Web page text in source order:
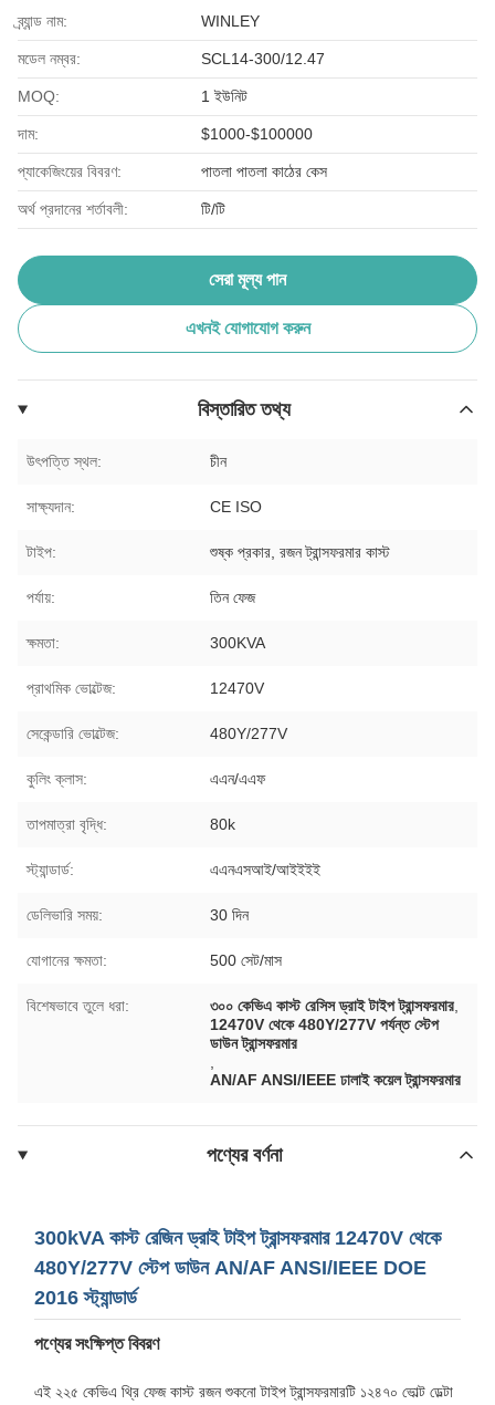
ব্র্যান্ড নাম: WINLEY
মডেল নম্বর: SCL14-300/12.47
MOQ: 1 ইউনিট
দাম: $1000-$100000
প্যাকেজিংয়ের বিবরণ: পাতলা পাতলা কাঠের কেস
অর্থ প্রদানের শর্তাবলী: টি/টি
সেরা মূল্য পান
এখনই যোগাযোগ করুন
বিস্তারিত তথ্য
উৎপত্তি স্থল: চীন
সাক্ষ্যদান: CE ISO
টাইপ: শুষ্ক প্রকার, রজন ট্রান্সফরমার কাস্ট
পর্যায়: তিন ফেজ
ক্ষমতা: 300KVA
প্রাথমিক ভোল্টেজ: 12470V
সেকেন্ডারি ভোল্টেজ: 480Y/277V
কুলিং ক্লাস: এএন/এএফ
তাপমাত্রা বৃদ্ধি: 80k
স্ট্যান্ডার্ড: এএনএসআই/আইইইই
ডেলিভারি সময়: 30 দিন
যোগানের ক্ষমতা: 500 সেট/মাস
বিশেষভাবে তুলে ধরা: ৩০০ কেভিএ কাস্ট রেসিস ড্রাই টাইপ ট্রান্সফরমার
12470V থেকে 480Y/277V পর্যন্ত স্টেপ
ডাউন ট্রান্সফরমার
AN/AF ANSI/IEEE ঢালাই কয়েল ট্রান্সফরমার
পণ্যের বর্ণনা
300kVA কাস্ট রেজিন ড্রাই টাইপ ট্রান্সফরমার 12470V থেকে
480Y/277V স্টেপ ডাউন AN/AF ANSI/IEEE DOE
2016 স্ট্যান্ডার্ড
পণ্যের সংক্ষিপ্ত বিবরণ
এই ২২৫ কেভিএ থ্রি ফেজ কাস্ট রজন শুকনো টাইপ ট্রান্সফরমারটি ১২৪৭০ ভোল্ট ডেল্টা